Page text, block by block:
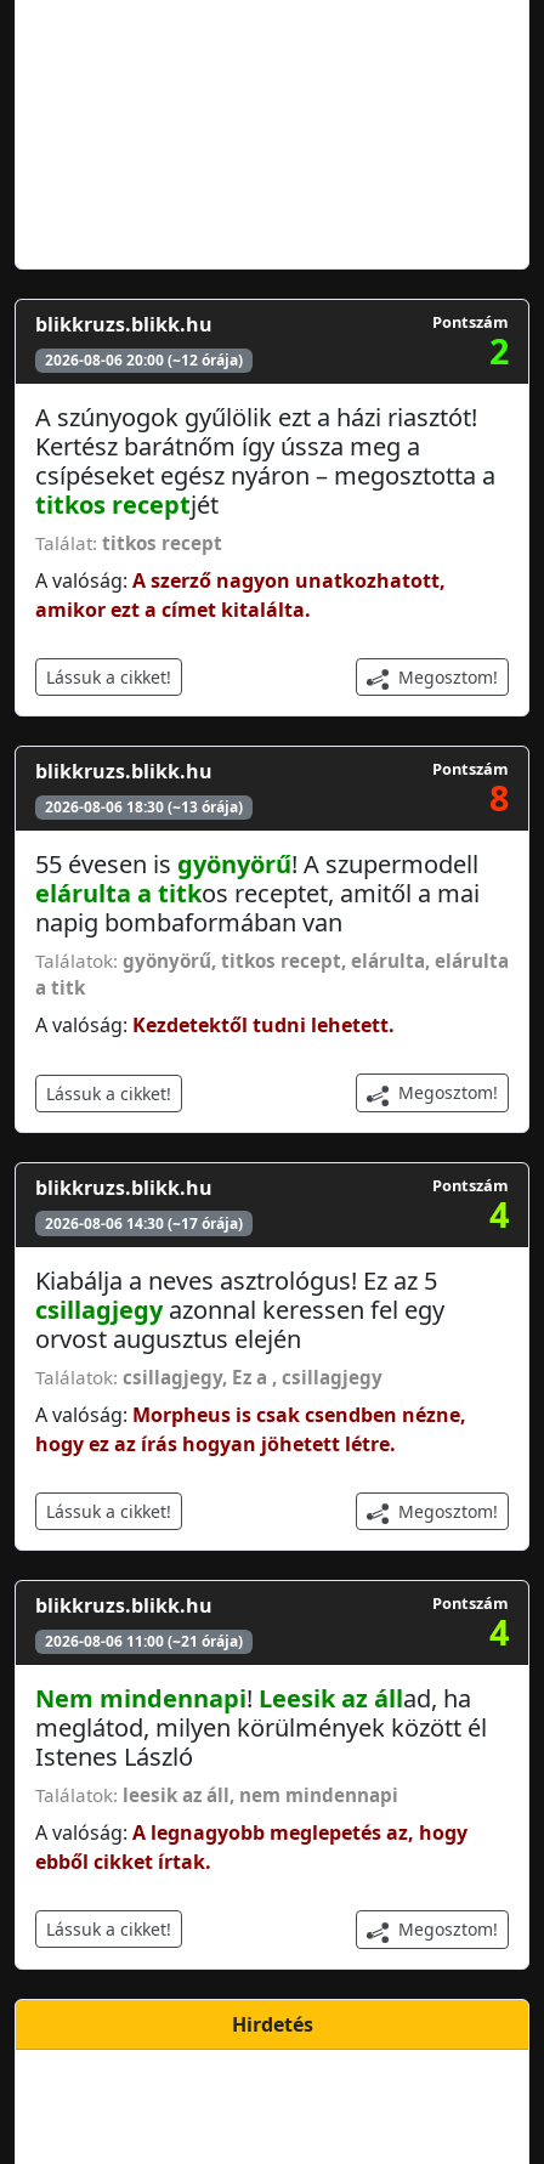
blikkruzs.blikk.hu
2026-08-06 20:00 (~12 órája)
Pontszám
2
A szúnyogok gyűlölik ezt a házi riasztót!
Kertész barátnőm így ússza meg a
csípéseket egész nyáron – megosztotta a
titkos receptjét
Találat: titkos recept
A valóság: A szerző nagyon unatkozhatott,
amikor ezt a címet kitalálta.
Lássuk a cikket! Megosztom!
blikkruzs.blikk.hu
2026-08-06 18:30 (~13 órája)
Pontszám
8
55 évesen is gyönyörű! A szupermodell
elárulta a titkos receptet, amitől a mai
napig bombaformában van
Találatok: gyönyörű, titkos recept, elárulta, elárulta
a titk
A valóság: Kezdetektől tudni lehetett.
Lássuk a cikket! Megosztom!
blikkruzs.blikk.hu
2026-08-06 14:30 (~17 órája)
Pontszám
4
Kiabálja a neves asztrológus! Ez az 5
csillagjegyazonnal keressen fel egy
orvost augusztus elején
Találatok: csillagjegy, Ez a , csillagjegy
A valóság: Morpheus is csak csendben nézne,
hogy ez az írás hogyan jöhetett létre.
Lássuk a cikket! Megosztom!
blikkruzs.blikk.hu
2026-08-06 11:00 (~21 órája)
Pontszám
4
Nem mindennapi! Leesik az állad, ha
meglátod, milyen körülmények között él
Istenes László
Találatok: leesik az áll, nem mindennapi
A valóság: A legnagyobb meglepetés az, hogy
ebből cikket írtak.
Lássuk a cikket! Megosztom!
Hirdetés